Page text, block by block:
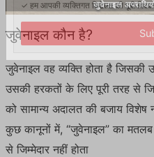
जुवेनाइल कौन है?
जुवेनाइल वह व्यक्ति होता है
उसकी हरकतों के लिए पूरी तरह से
को सामान्य अदालत की बजाय विशेष
कुछ कानूनों में, “जुवेनाइल” का मतलब
से जिम्मेदार नहीं होता
✓ हम आपकी व्यक्तिगत डिटेल्स की पूरी